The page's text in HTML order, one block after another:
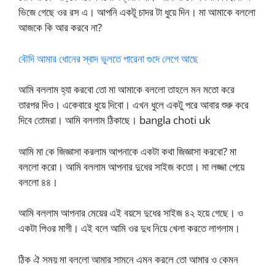
ভিজে গেছে ওর রস এ। আপনি একটূ চাদর টা ধুয়ে দিন। মা আমাকে বললো
আজকে কি আর করবে না?
বৌদি আমার ধোনের স্বাদ ভুলতে পারেনা গুদে লেগে আছে
আমি বললাম হ্যা করবো তো মা আমাকে বললো তাহলে মন মতো করে
তারপর দিও। একেবারে ধুয়ে দিবো। এখন ধুলে একটু পরে আবার শুরু করে
দিবে তোমরা। আমি বললাম ঠিকাছে। bangla choti uk
আমি মা কে জিজ্ঞাসা করলাম আপনাকে একটা কথা জিজ্ঞাসা করবো? মা
বললো করো। আমি বললাম আপনার দুধের সাইজ কতো। মা লজ্জা পেয়ে
বললো ৪৪।
আমি বললাম আপনার মেয়ের এই বয়সে দুধের সাইজ ৪২ হয়ে গেছে। ও
একটা পিওর মাগী। এই বলে আমি ওর দুধ নিয়ে খেলা করতে লাগলাম।
ঠিক ঐ সময় মা বললো আমার সামনে এমন করলে তো আমার ও কেমন